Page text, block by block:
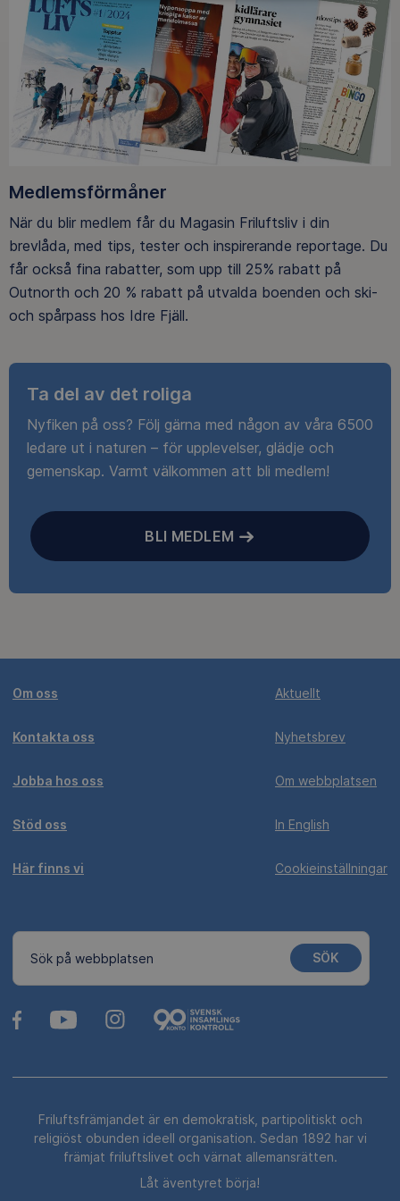
Medlemsförmåner
När du blir medlem får du Magasin Friluftsliv i din
brevlåda, med tips, tester och inspirerande reportage. Du
får också fina rabatter, som upp till 25% rabatt på
Outnorth och 20 % rabatt på utvalda boenden och ski-
och spårpass hos Idre Fjäll.
Ta del av det roliga
Nyfiken på oss? Följ gärna med någon av våra 6500
ledare ut i naturen – för upplevelser, glädje och
gemenskap. Varmt välkommen att bli medlem!
BLI MEDLEM
Om oss
Kontakta oss
Jobba hos oss
Stöd oss
Här finns vi
Aktuellt
Nyhetsbrev
Om webbplatsen
In English
Cookieinställningar
Sök på webbplatsen SÖK
Friluftsfrämjandet är en demokratisk, partipolitiskt och
religiöst obunden ideell organisation. Sedan 1892 har vi
främjat friluftslivet och värnat allemansrätten.
Låt äventyret börja!